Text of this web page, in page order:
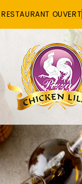
RESTAURANT OUVERT